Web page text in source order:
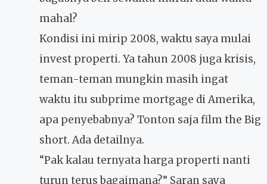
mahal?
Kondisi ini mirip 2008, waktu saya mulai
invest properti. Ya tahun 2008 juga krisis,
teman-teman mungkin masih ingat
waktu itu subprime mortgage di Amerika,
apa penyebabnya? Tonton saja film the Big
short. Ada detailnya.
“Pak kalau ternyata harga properti nanti
turun terus bagaimana?” Saran saya